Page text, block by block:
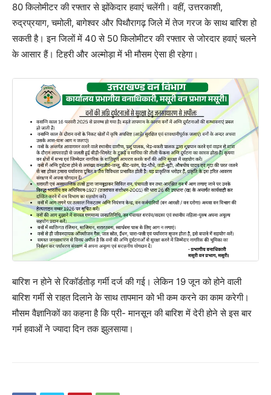
80 किलोमीटर की रफ्तार से झोंकेदार हवाएं चलेंगी। वहीं, उत्तरकाशी,
रुद्रप्रयाग, चमोली, बागेश्वर और पिथौरागढ़ जिले में तेज गरज के साथ बारिश हो
सकती है। इन जिलों में 40 से 50 किलोमीटर की रफ्तार से जोरदार हवाएं चलने
के आसार हैं। टिहरी और अल्मोड़ा में भी मौसम ऐसा ही रहेगा।
बारिश न होने से रिकॉर्डतोड़ गर्मी दर्ज की गई। लेकिन 19 जून को होने वाली
बारिश गर्मी से राहत दिलाने के साथ तापमान को भी कम करने का काम करेगी।
मौसम वैज्ञानिकों का कहना है कि प्री- मानसून की बारिश में देरी होने से इस बार
गर्म हवाओं ने ज्यादा दिन तक झुलसाया।